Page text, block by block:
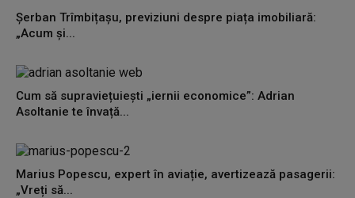
Șerban Trîmbițașu, previziuni despre piața imobiliară:
„Acum și...
Cum să supraviețuiești „iernii economice”: Adrian
Asoltanie te învață...
Marius Popescu, expert în aviație, avertizează pasagerii:
„Vreți să...